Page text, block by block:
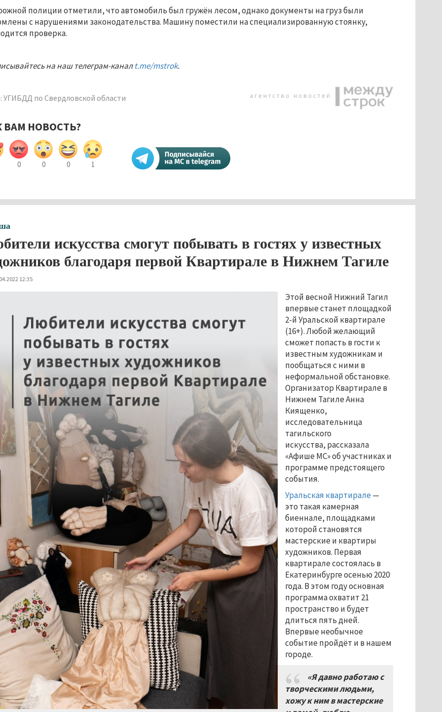
полиции отметили, что автомобиль был гружён лесом, однако документы на груз были
с нарушениями законодательства. Машину поместили на специализированную стоянку,
проверка.
на наш телеграм-каналt.me/mstrok.
УГИБДД по Свердловской области
ВАМ НОВОСТЬ?
0 0 0 1
искусства смогут побывать в гостях у известных
благодаря первой Квартирале в Нижнем Тагиле
12:35
Этой весной Нижний Тагил
впервые станет площадкой
2-й Уральской квартирале
(16+). Любой желающий
сможет попасть в гости к
известным художникам и
пообщаться с ними в
неформальной обстановке.
Организатор Квартирале в
Нижнем Тагиле Анна
Киященко,
исследовательница
тагильского
искусства, рассказала
«Афише МС» об участниках и
программе предстоящего
события.
Уральская квартирале —
это такая камерная
биеннале, площадками
которой становятся
мастерские и квартиры
художников. Первая
квартирале состоялась в
Екатеринбурге осенью 2020
года. В этом году основная
программа охватит 21
пространство и будет
длиться пять дней.
Впервые необычное
событие пройдёт и в нашем
городе.
«Я давно работаю с
творческими людьми,
хожу к ним в мастерские